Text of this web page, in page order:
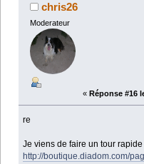
chris26
Moderateur
« Réponse #16
re
Je viens de faire un tour
http://boutique.diadom.com/